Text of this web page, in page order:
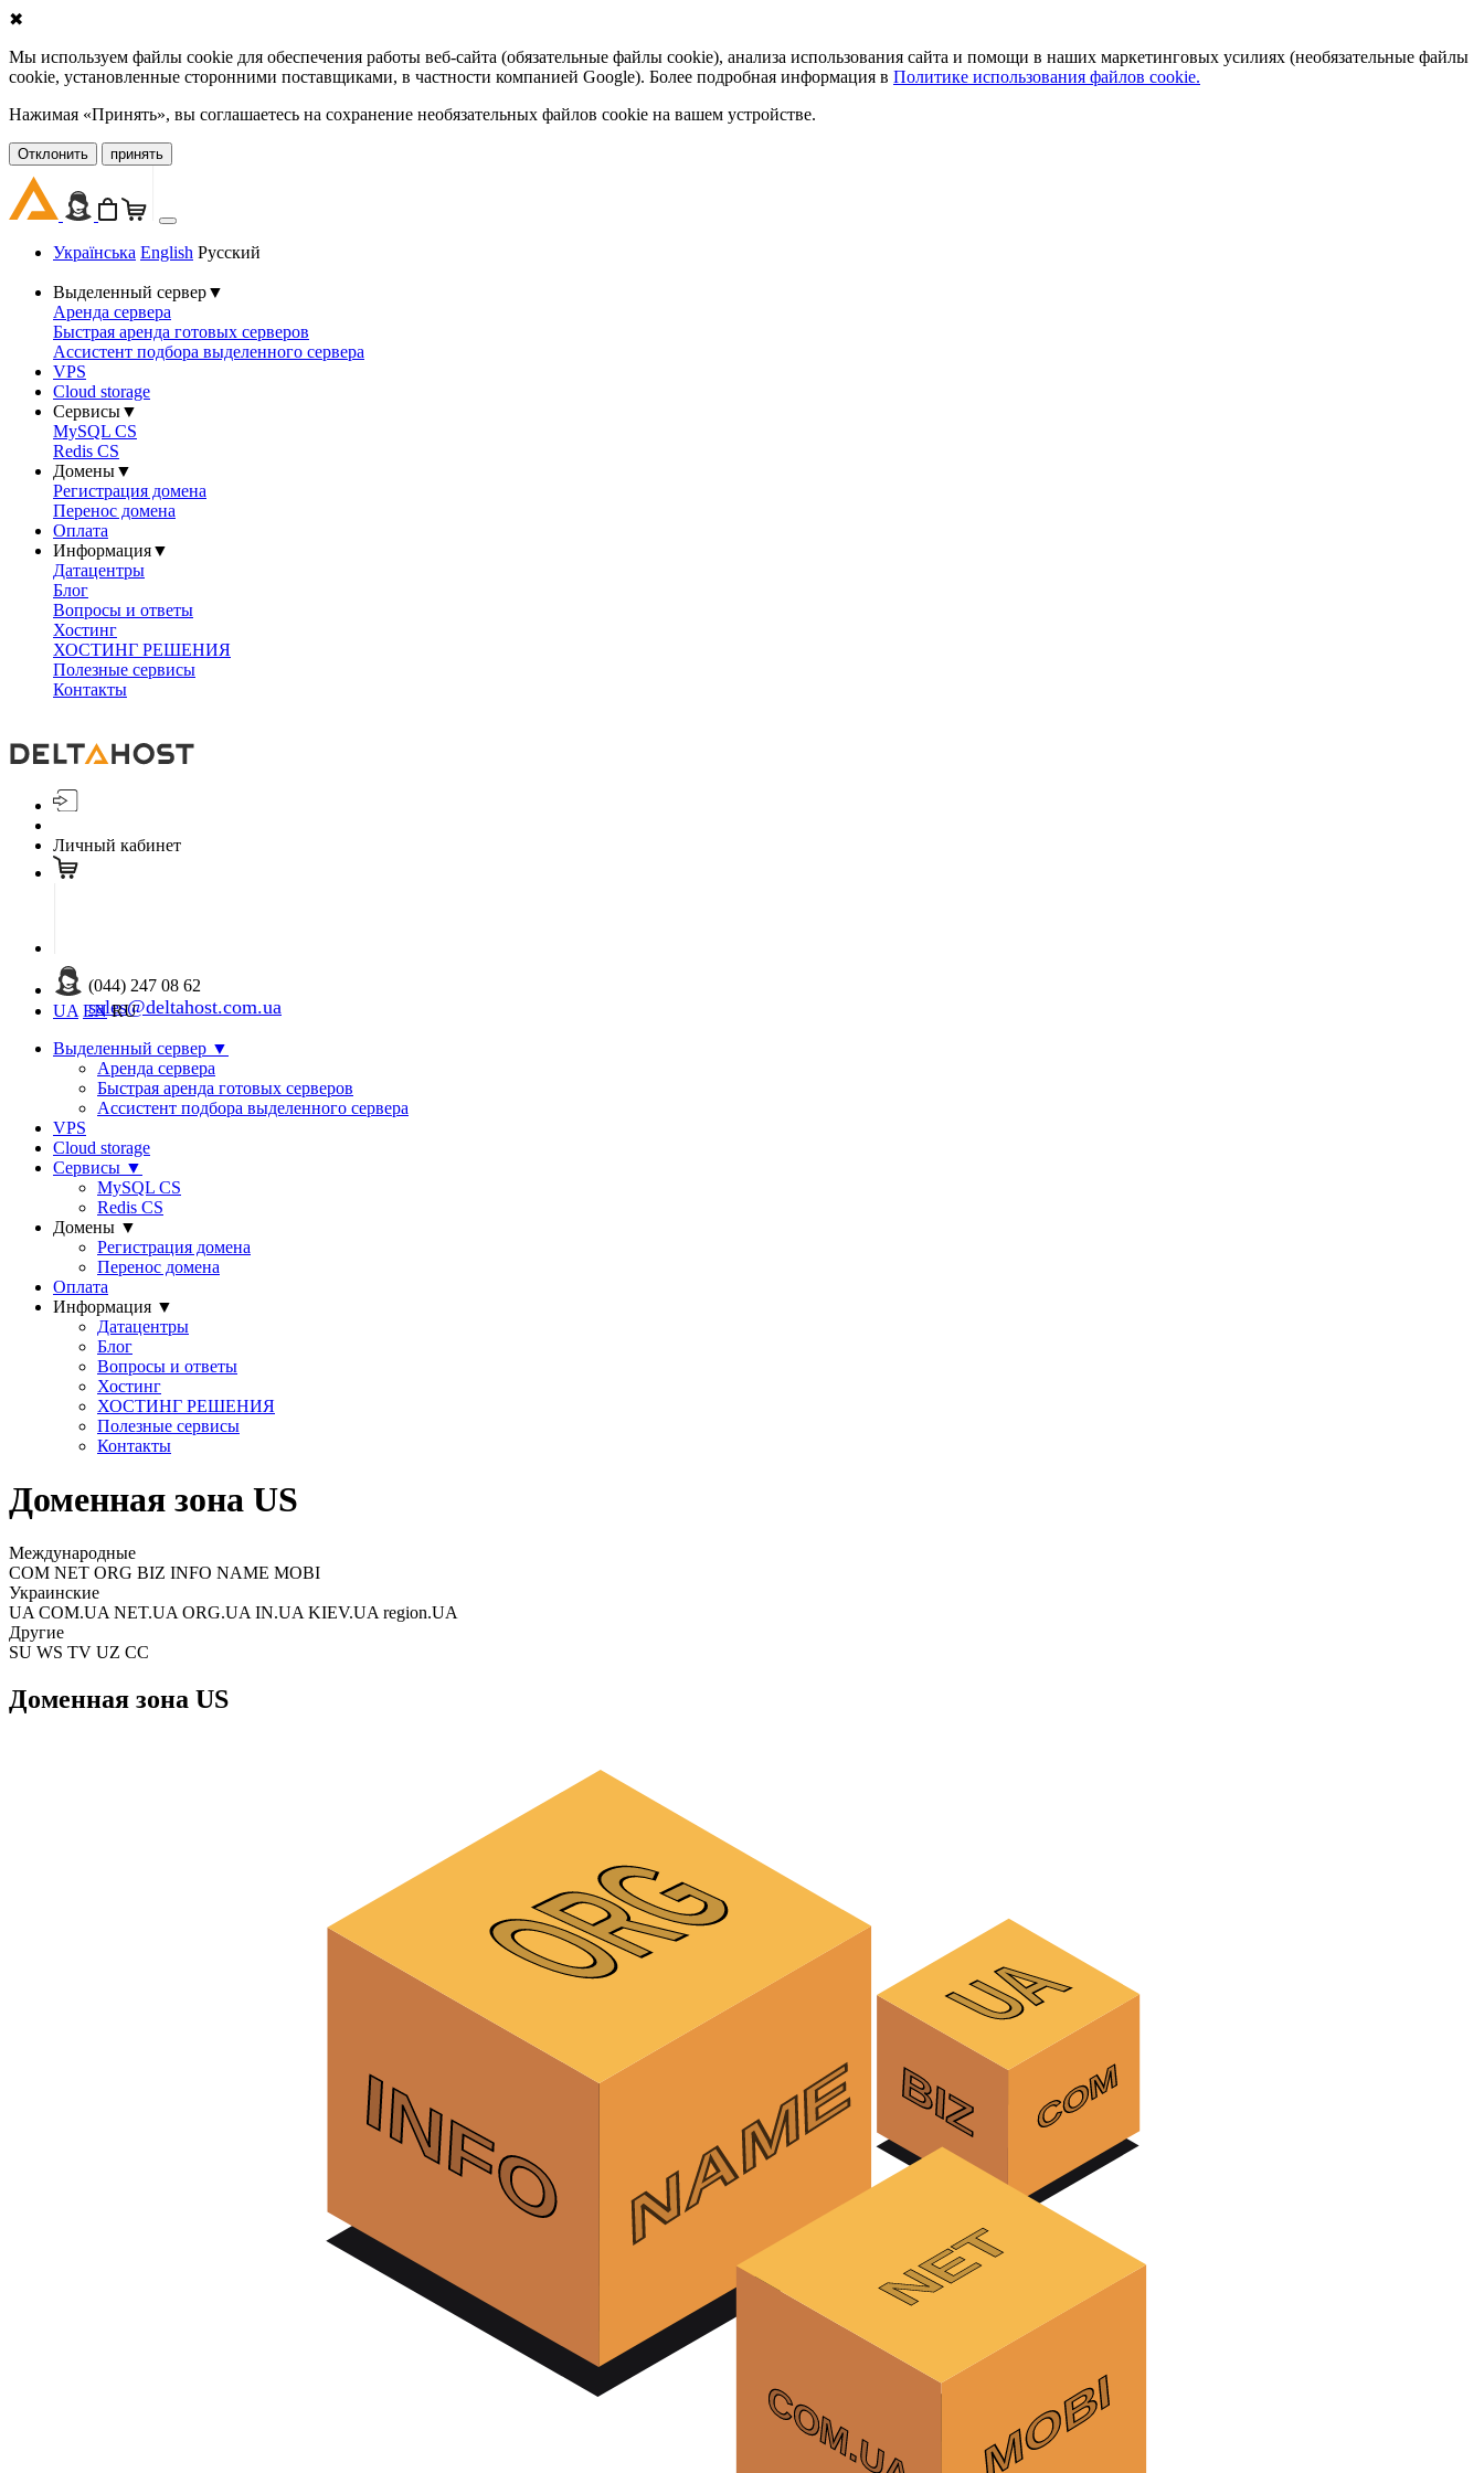
✖
Мы используем файлы cookie для обеспечения работы веб-сайта (обязательные файлы cookie), анализа использования сайта и помощи в наших маркетинговых усилиях (необязательные файлы
cookie, установленные сторонними поставщиками, в частности компанией Google). Более подробная информация в Политике использования файлов cookie.
Нажимая «Принять», вы соглашаетесь на сохранение необязательных файлов cookie на вашем устройстве.
Oтклонить принять
Українська English Русский
Выделенный сервер▼
Аренда сервера
Быстрая аренда готовых серверов
Ассистент подбора выделенного сервера
VPS
Cloud storage
Сервисы▼
MySQL CS
Redis CS
Домены▼
Регистрация домена
Перенос домена
Оплата
Информация▼
Датацентры
Блог
Вопросы и ответы
Хостинг
ХОСТИНГ РЕШЕНИЯ
Полезные сервисы
Контакты
Личный кабинет
(044) 247 08 62
sales@deltahost.com.ua
UA EN RU
Выделенный сервер ▼
Аренда сервера
Быстрая аренда готовых серверов
Ассистент подбора выделенного сервера
VPS
Cloud storage
Сервисы ▼
MySQL CS
Redis CS
Домены ▼
Регистрация домена
Перенос домена
Оплата
Информация ▼
Датацентры
Блог
Вопросы и ответы
Хостинг
ХОСТИНГ РЕШЕНИЯ
Полезные сервисы
Контакты
Доменная зона US
Международные
COM NET ORG BIZ INFO NAME MOBI
Украинские
UA COM.UA NET.UA ORG.UA IN.UA KIEV.UA region.UA
Другие
SU WS TV UZ CC
Доменная зона US